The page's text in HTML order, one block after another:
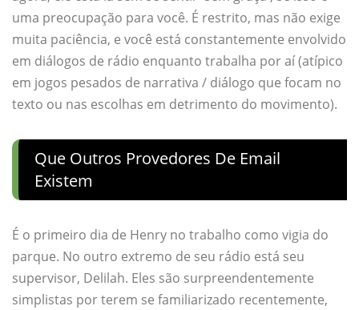
uma preocupação para você. É restrito, mas não exige
muita paciência, e você está constantemente envolvido
em diálogos de rádio enquanto trabalha por aí (atípico
em jogos pesados ​​de narrativa / diálogo que focam no
texto ou nas escolhas em detrimento do movimento).
Que Outros Provedores De Email
Existem
É o primeiro dia de Henry no trabalho como vigia do
parque. No outro extremo de seu rádio está seu
supervisor, Delilah. Eles são surpreendentemente
simplistas por terem se familiarizado recentemente,